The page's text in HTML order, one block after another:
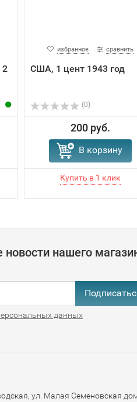
2
избранное сравнить
США, 1 цент 1943 год
(0)
200 руб.
В корзину
нашего
данных
ул. Малая Семеновская